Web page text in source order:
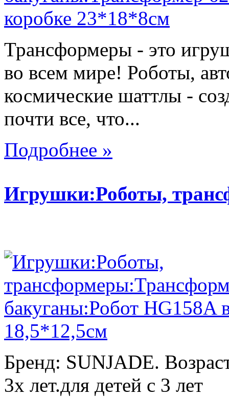
Трансформеры - это
во всем мире! Роботы,
космические шаттлы -
почти все, что...
Подробнее »
Игрушки:Роботы,
Бренд: SUNJADE.
3х лет.для детей с 3 лет